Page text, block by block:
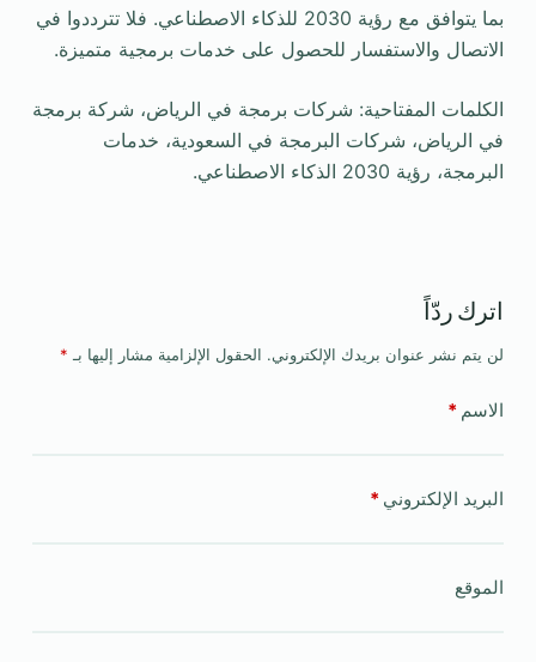
بما يتوافق مع رؤية 2030 للذكاء الاصطناعي. فلا تترددوا في
الاتصال والاستفسار للحصول على خدمات برمجية متميزة.
الكلمات المفتاحية: شركات برمجة في الرياض، شركة برمجة
في الرياض، شركات البرمجة في السعودية، خدمات
البرمجة، رؤية 2030 الذكاء الاصطناعي.
اترك ردّاً
لن يتم نشر عنوان بريدك الإلكتروني. الحقول الإلزامية مشار إليها بـ *
الاسم *
البريد الإلكتروني *
الموقع